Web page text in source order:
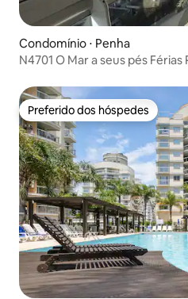
Condomínio ⋅ Penha
N4701 O Mar a seus pés
Preferido dos hóspedes
Preferido dos hóspedes